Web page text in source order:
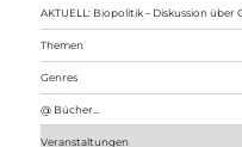
AKTUELL: Biopolitik – Diskussion über
Themen
Genres
@ Bücher…
Veranstaltungen